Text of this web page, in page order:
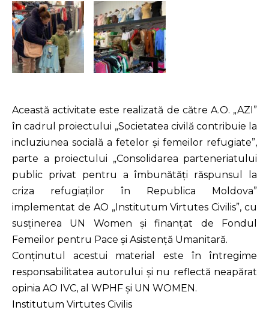
Această activitate este realizată de către A.O. „AZI”
în cadrul proiectului „Societatea civilă contribuie la
incluziunea socială a fetelor și femeilor refugiate”,
parte a proiectului „Consolidarea parteneriatului
public privat pentru a îmbunătăți răspunsul la
criza refugiaților în Republica Moldova”
implementat de AO „Institutum Virtutes Civilis”, cu
susținerea UN Women și finanțat de Fondul
Femeilor pentru Pace și Asistență Umanitară.
Conținutul acestui material este în întregime
responsabilitatea autorului și nu reflectă neapărat
opinia AO IVC, al WPHF și UN WOMEN.
Institutum Virtutes Civilis